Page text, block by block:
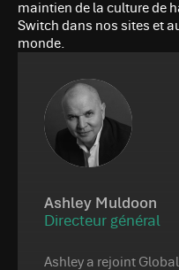
maintien de la culture de
Switch dans nos sites et
monde.
Ashley Muldoon
Directeur général
Ashley a rejoint